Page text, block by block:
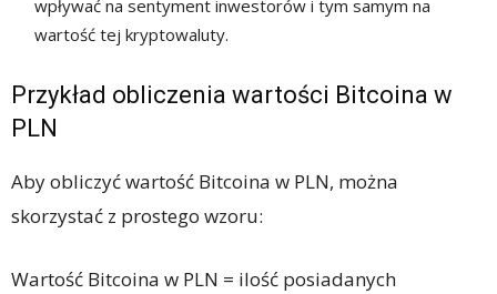
wpływać na sentyment inwestorów i tym samym na
wartość tej kryptowaluty.
Przykład obliczenia wartości Bitcoina w
PLN
Aby obliczyć wartość Bitcoina w PLN, można
skorzystać z prostego wzoru:
Wartość Bitcoina w PLN = ilość posiadanych